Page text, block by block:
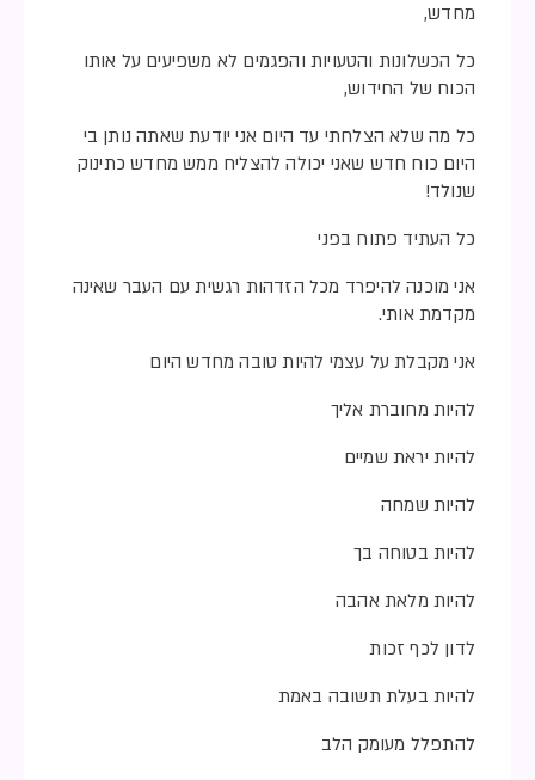
מחדש,
כל הכשלונות והטעויות והפגמים לא משפיעים על אותו
הכוח של החידוש,
כל מה שלא הצלחתי עד היום אני יודעת שאתה נותן בי
היום כוח חדש שאני יכולה להצליח ממש מחדש כתינוק
שנולד!
כל העתיד פתוח בפני
אני מוכנה להיפרד מכל הזדהות רגשית עם העבר שאינה
מקדמת אותי.
אני מקבלת על עצמי להיות טובה מחדש היום
להיות מחוברת אליך
להיות יראת שמיים
להיות שמחה
להיות בטוחה בך
להיות מלאת אהבה
לדון לכף זכות
להיות בעלת תשובה באמת
להתפלל מעומק הלב